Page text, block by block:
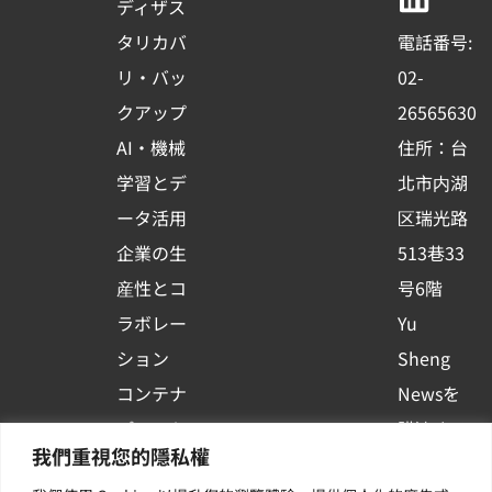
我們重視您的隱私權
ディザス
タリカバ
リ・バッ
クアップ
AI・機械
学習とデ
ータ活用
企業の生
産性とコ
ラボレー
ション
コンテナ
プラット
フォーム
o
o
k
-
s
q
u
a
r
e
b
e
d
i
n
電話番号:
02-
26565630
住所：台
北市内湖
区瑞光路
513巷33
号6階
Yu
Sheng
Newsを
購読する